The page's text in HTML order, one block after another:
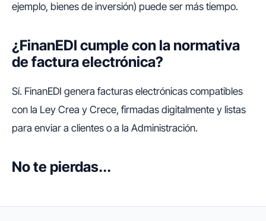
ejemplo, bienes de inversión) puede ser más tiempo.
¿FinanEDI cumple con la normativa
de factura electrónica?
Sí. FinanEDI genera facturas electrónicas compatibles
con la Ley Crea y Crece, firmadas digitalmente y listas
para enviar a clientes o a la Administración.
No te pierdas...